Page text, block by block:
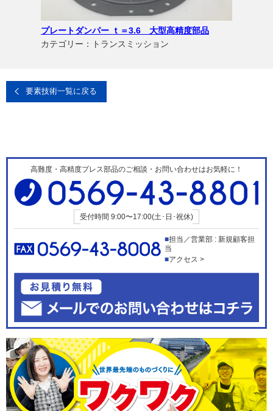
プレートダンパー ｔ＝3.6 大型高精度部品
カテゴリー：トランスミッション
要素技術一覧に戻る
高難度・高精度プレス部品のご相談・お問い合わせはお気軽に！
受付時間 9:00〜17:00(土･日･祝休)
担当／営業部 : 新規顧客担
当
アクセス >